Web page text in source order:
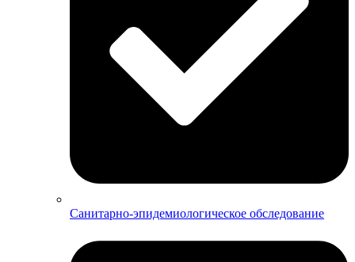
Санитарно-эпидемиологическое обследование